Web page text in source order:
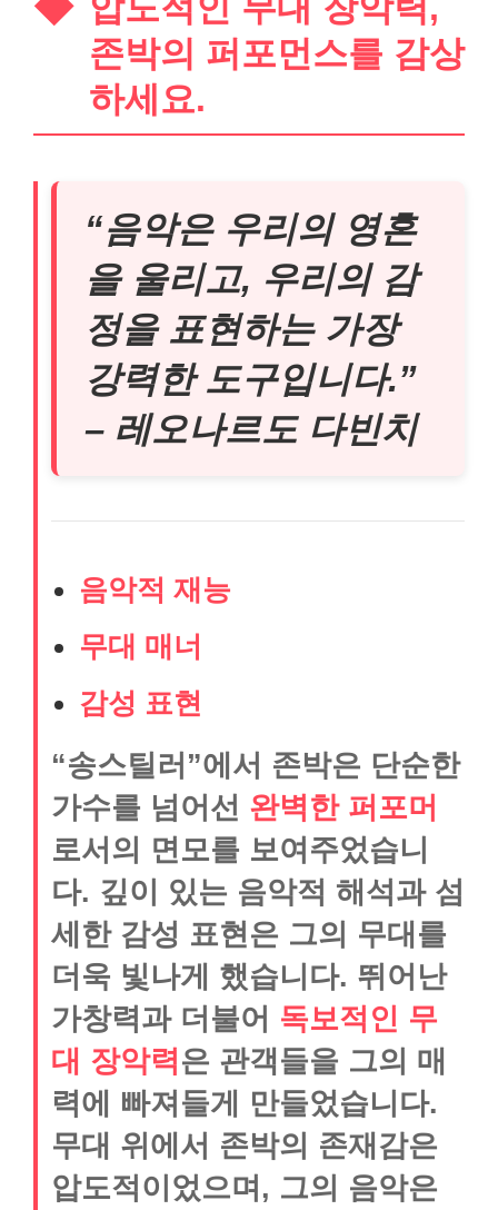
존박의 퍼포먼스를 감상
하세요.
“음악은 우리의 영혼
을 울리고, 우리의 감
정을 표현하는 가장
강력한 도구입니다.”
– 레오나르도 다빈치
음악적 재능
무대 매너
감성 표현
“송스틸러”에서 존박은 단순한
가수를 넘어선 완벽한 퍼포머
로서의 면모를 보여주었습니
다. 깊이 있는 음악적 해석과 섬
세한 감성 표현은 그의 무대를
더욱 빛나게 했습니다. 뛰어난
가창력과 더불어 독보적인 무
대 장악력은 관객들을 그의 매
력에 빠져들게 만들었습니다.
무대 위에서 존박의 존재감은
압도적이었으며, 그의 음악은